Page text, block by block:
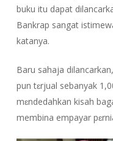
buku itu dapat
Bankrap sangat
katanya.
Baru sahaja
pun tɛrjual sebanyak
mɛndedahkan kisah
membina empayar